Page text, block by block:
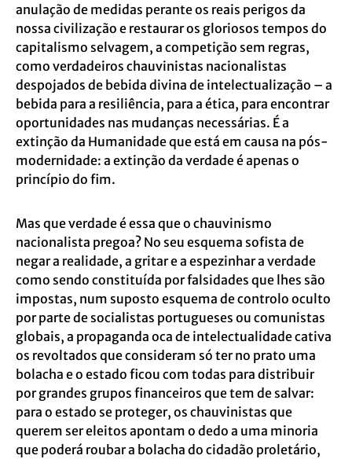
anulação de medidas perante os reais perigos da
nossa civilização e restaurar os gloriosos tempos do
capitalismo selvagem, a competição sem regras,
como verdadeiros chauvinistas nacionalistas
despojados de bebida divina de intelectualização – a
bebida para a resiliência, para a ética, para encontrar
oportunidades nas mudanças necessárias. É a
extinção da Humanidade que está em causa na pós-
modernidade: a extinção da verdade é apenas o
princípio do fim.
Mas que verdade é essa que o chauvinismo
nacionalista pregoa? No seu esquema sofista de
negar a realidade, a gritar e a espezinhar a verdade
como sendo constituída por falsidades que lhes são
impostas, num suposto esquema de controlo oculto
por parte de socialistas portugueses ou comunistas
globais, a propaganda oca de intelectualidade cativa
os revoltados que consideram só ter no prato uma
bolacha e o estado ficou com todas para distribuir
por grandes grupos financeiros que tem de salvar:
para o estado se proteger, os chauvinistas que
querem ser eleitos apontam o dedo a uma minoria
que poderá roubar a bolacha do cidadão proletário,